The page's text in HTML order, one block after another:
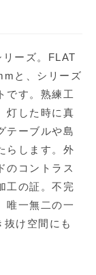
ーズ。FLAT
と、シリーズ
です。熟練工
灯した時に真
テーブルや島
らします。外
のコントラス
工の証。不完
唯一無二の一
け空間にも